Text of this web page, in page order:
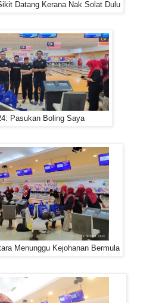
Datang Kerana Nak Solat Dulu
Pasukan Boling Saya
Menunggu Kejohanan Bermula